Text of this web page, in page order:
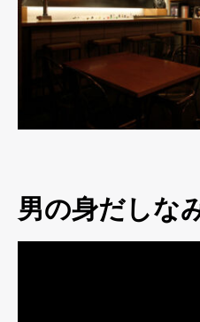
男の身だしな